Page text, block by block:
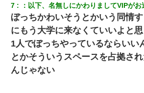
旦那が長男のDNA鑑定をしたら血縁関係
りウワキしてたんだな…」長男「俺は誰の
男「ウワキ女！」
妊娠中に「おいこのブタ女！てめー席譲れ
真似された。泣きながら夫に話すと一年後
生保レディと行為する為に駆け引きしてみ
7 ： 以下、名無しにかわりましてVIPがお
ぼっちかわいそうとかいう同情
にもう大学に来なくていいよと思
1人でぼっちやっているならいい
とかそういうスペースを占拠さ
んじゃない